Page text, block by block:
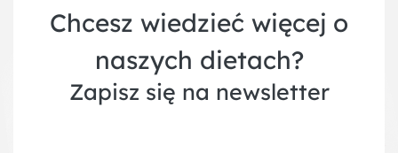
Chcesz wiedzieć więcej o
naszych dietach?
Zapisz się na newsletter